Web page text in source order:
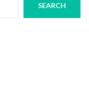
SEARCH